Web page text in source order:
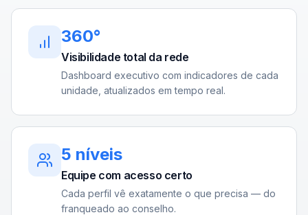
360°
Visibilidade total da rede
Dashboard executivo com indicadores de cada
unidade, atualizados em tempo real.
5 níveis
Equipe com acesso certo
Cada perfil vê exatamente o que precisa — do
franqueado ao conselho.